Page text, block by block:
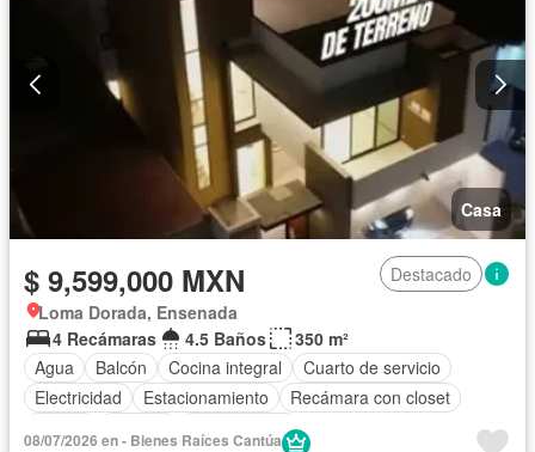
Casa
$ 9,599,000 MXN
Destacado
Loma Dorada, Ensenada
4 Recámaras
4.5 Baños
350 m²
Agua
Balcón Cocina integral
Cuarto de servicio
Electricidad
Estacionamiento
Recámara con closet
Sin amueblar
08/07/2026 en - Bienes Raíces Cantúa